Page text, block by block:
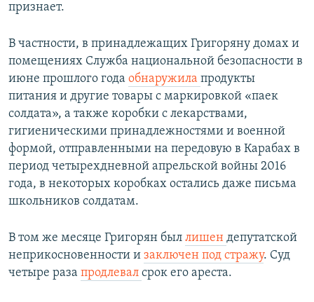
признает.
В частности, в принадлежащих Григоряну домах и
помещениях Служба национальной безопасности в
июне прошлого года обнаружила продукты
питания и другие товары с маркировкой «паек
солдата», а также коробки с лекарствами,
гигиеническими принадлежностями и военной
формой, отправленными на передовую в Карабах в
период четырехдневной апрельской войны 2016
года, в некоторых коробках остались даже письма
школьников солдатам.
В том же месяце Григорян был лишен депутатской
неприкосновенности и заключен под стражу. Суд
четыре раза продлевал срок его ареста.